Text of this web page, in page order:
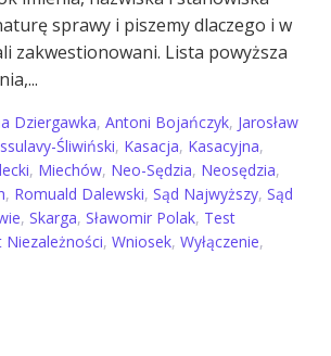
sprawy i piszemy dlaczego i w
zakwestionowani. Lista powyższa
Dziergawka, Antoni Bojańczyk, Jarosław
Śliwiński, Kasacja, Kasacyjna,
, Miechów, Neo-Sędzia, Neosędzia,
, Romuald Dalewski, Sąd Najwyższy, Sąd
, Skarga, Sławomir Polak, Test
Niezależności, Wniosek, Wyłączenie,